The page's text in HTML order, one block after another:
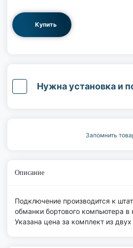
Купить
Нужна установка и
Запомнить
Описание
Подключение производится к
обманки бортового компьютера в
Указана цена за комплект из